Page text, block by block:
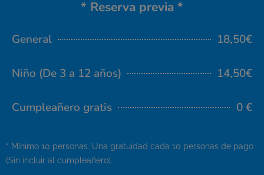
* Reserva previa *
General 18,50€
Niño (De 3 a 12 años) 14,50€
Cumpleañero gratis 0 €
* Mínimo 10 personas. Una gratuidad cada 10 personas de pago
(Sin incluir al cumpleañero).